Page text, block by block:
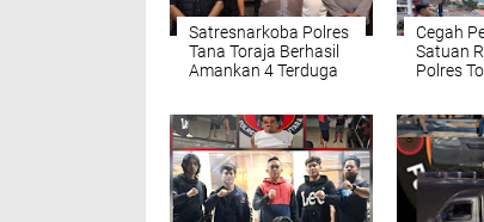
Satresnarkoba Polres
Tana Toraja Berhasil
Amankan 4 Terduga
Cegah
Satuan
Polres